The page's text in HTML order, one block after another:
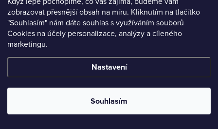
zobrazovat přesnější obsah na míru. Kliknutím na tlačítko
"Souhlasím" nám dáte souhlas s využíváním souborů
Cookies na účely personalizace, analýzy a cíleného
marketingu.
Nastavení
Souhlasím
spoustu místa na hotovost,
mince i platební karty a další
drobnosti.
Eko kůže